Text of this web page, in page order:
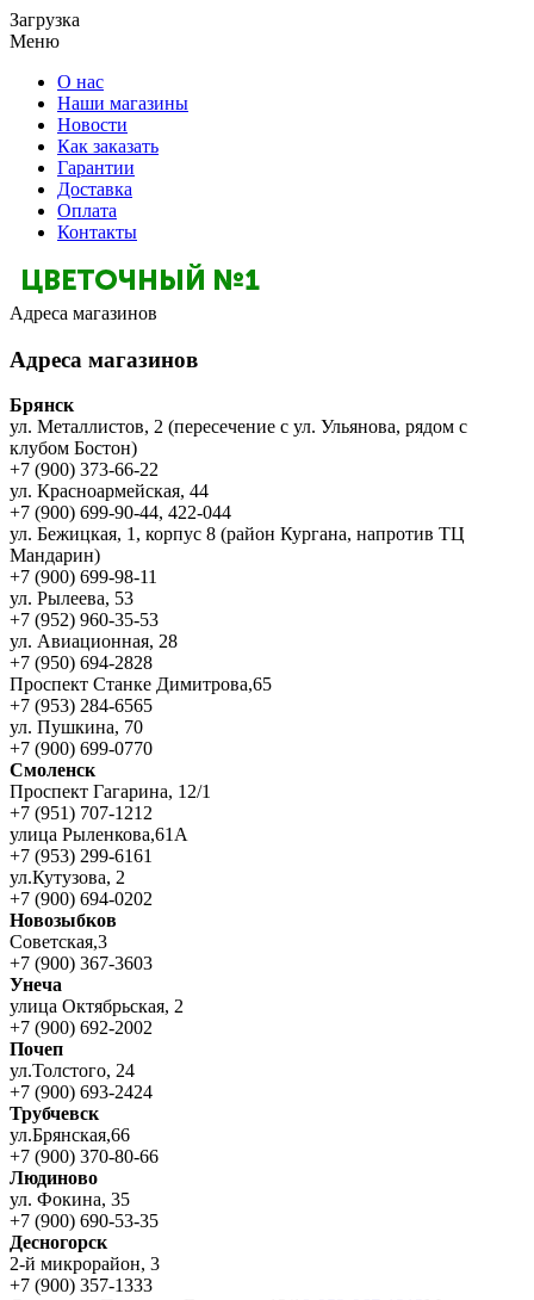
Загрузка
Меню
О нас
Наши магазины
Новости
Как заказать
Гарантии
Доставка
Оплата
Контакты
Адреса магазинов
Адреса магазинов
Брянск
ул. Металлистов, 2 (пересечение с ул. Ульянова, рядом с
клубом Бостон)
+7 (900) 373-66-22
ул. Красноармейская, 44
+7 (900) 699-90-44, 422-044
ул. Бежицкая, 1, корпус 8 (район Кургана, напротив ТЦ
Мандарин)
+7 (900) 699-98-11
ул. Рылеева, 53
+7 (952) 960-35-53
ул. Авиационная, 28
+7 (950) 694-2828
Проспект Станке Димитрова,65
+7 (953) 284-6565
ул. Пушкина, 70
+7 (900) 699-0770
Смоленск
Проспект Гагарина, 12/1
+7 (951) 707-1212
улица Рыленкова,61А
+7 (953) 299-6161
ул.Кутузова, 2
+7 (900) 694-0202
Новозыбков
Советская,3
+7 (900) 367-3603
Унеча
улица Октябрьская, 2
+7 (900) 692-2002
Почеп
ул.Толстого, 24
+7 (900) 693-2424
Трубчевск
ул.Брянская,66
+7 (900) 370-80-66
Людиново
ул. Фокина, 35
+7 (900) 690-53-35
Десногорск
2-й микрорайон, 3
+7 (900) 357-1333